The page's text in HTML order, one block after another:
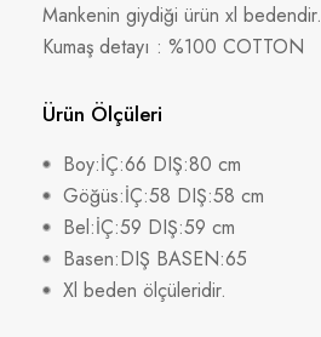
Mankenin giydiği ürün xl bedendir.
Kumaş detayı : %100 COTTON
Ürün Ölçüleri
Boy:İÇ:66 DIŞ:80 cm
Göğüs:İÇ:58 DIŞ:58 cm
Bel:İÇ:59 DIŞ:59 cm
Basen:DIŞ BASEN:65
Xl beden ölçüleridir.